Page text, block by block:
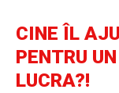
CINE ÎL
PENTRU
LUCRA?!